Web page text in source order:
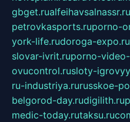
gbget.rualfeihavsalnassr.ru
petrovkasports.ruporno-
york-life.rudoroga-expo.ru
slovar-ivrit.ruporno-
ovucontrol.rusloty-
ru-industriya.rurusskoe-
belgorod-day.rudigilith.ru
medic-today.rutaksu.ru